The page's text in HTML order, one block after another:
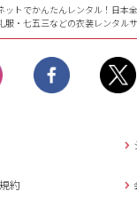
（メー
日曜日、臨
く。
外にいただ
ただきま
大型連休
ットでかんたんレンタル！日本
服・七五三などの衣装レンタル
約